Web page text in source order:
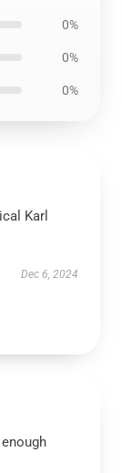
0%
0%
0%
Karl
Dec 6, 2024